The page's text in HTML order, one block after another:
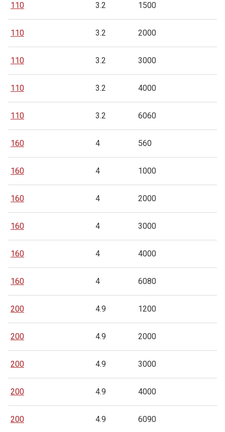
110 3.2 1500
110 3.2 2000
110 3.2 3000
110 3.2 4000
110 3.2 6060
160 4 560
160 4 1000
160 4 2000
160 4 3000
160 4 4000
160 4 6080
200 4.9 1200
200 4.9 2000
200 4.9 3000
200 4.9 4000
200 4.9 6090